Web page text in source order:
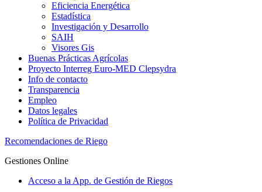
Eficiencia Energética
Estadística
Investigación y Desarrollo
SAIH
Visores Gis
Buenas Prácticas Agrícolas
Proyecto Interreg Euro-MED Clepsydra
Info de contacto
Transparencia
Empleo
Datos legales
Política de Privacidad
Recomendaciones de Riego
Gestiones Online
Acceso a la App. de Gestión de Riegos